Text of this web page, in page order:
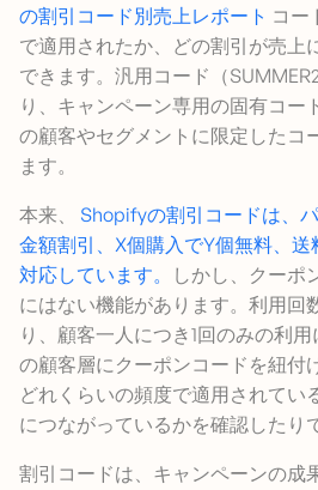
の割引コード別売上レポート コー
で適用されたか、どの割引が売上
できます。汎用コード（
り、キャンペーン専用の固有コー
の顧客やセグメントに限定したコ
ます。
本来、 Shopifyの割引コードは、
金額割引、X個購入でY個無料、
対応しています。
しかし、クーポ
にはない機能があります。利用回
り、顧客一人につき1回のみの利
の顧客層にクーポンコードを紐付
どれくらいの頻度で適用されてい
につながっているかを確認したり
割引コードは、キャンペーンの成